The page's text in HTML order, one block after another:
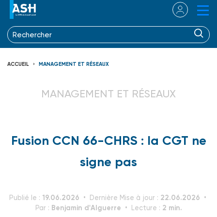
ACCUEIL MANAGEMENT ET RÉSEAUX
MANAGEMENT ET RÉSEAUX
Fusion CCN 66-CHRS : la CGT ne
signe pas
Publié le : 19.06.2026 Dernière Mise à jour : 22.06.2026
Par : Benjamin d'Alguerre Lecture : 2 min.